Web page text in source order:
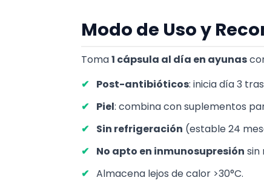
Modo de Uso y
Toma1 cápsula al día en ayunas
Post-antibióticos: inicia día 3
Piel: combina con suplementos
Sin refrigeración (estable 24
No apto en inmunosupresión sin
Almacena lejos de calor >30°C.